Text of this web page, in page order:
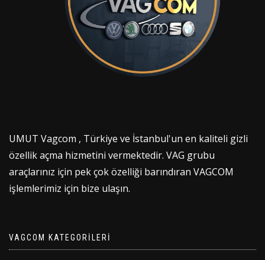
UMUT Vagcom , Türkiye ve İstanbul'un en kaliteli gizli
özellik açma hizmetini vermektedir. VAG grubu
araçlarınız için pek çok özelliği barındıran VAGCOM
işlemlerimiz için bize ulaşın.
VAGCOM KATEGORILERI